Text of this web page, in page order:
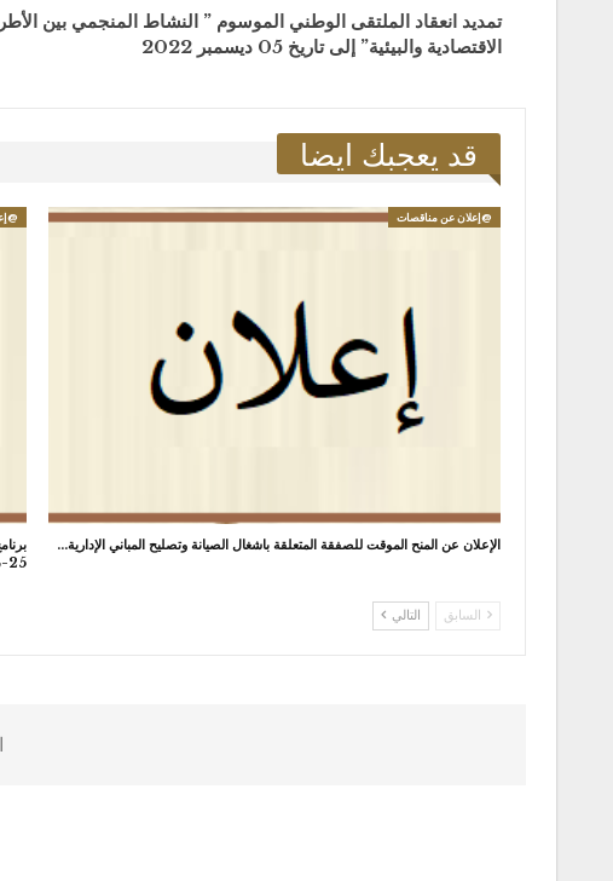
تمديد انعقاد الملتقى الوطني الموسوم ” النشاط المنجمي بين الأطر
الاقتصادية والبيئية” إلى تاريخ 05 ديسمبر 2022
قد يعجبك ايضا
@إعلان عن مناقصات
الإعلان عن المنح الموقت للصفقة المتعلقة باشغال الصيانة وتصليح المباني الإدارية…
25-14
السابق التالي